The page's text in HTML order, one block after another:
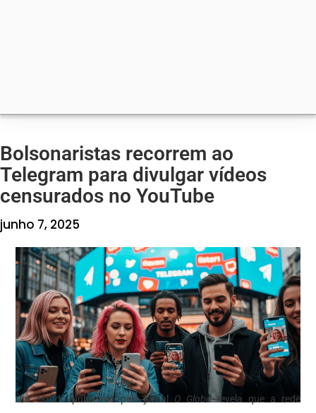
Bolsonaristas recorrem ao
Telegram para divulgar vídeos
censurados no YouTube
junho 7, 2025
Um estudo publicado pelo jornal O Globorevela que a rede